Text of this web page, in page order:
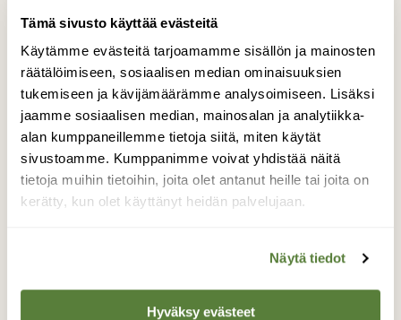
Tämä sivusto käyttää evästeitä
Käytämme evästeitä tarjoamamme sisällön ja mainosten
räätälöimiseen, sosiaalisen median ominaisuuksien
tukemiseen ja kävijämäärämme analysoimiseen. Lisäksi
jaamme sosiaalisen median, mainosalan ja analytiikka-
alan kumppaneillemme tietoja siitä, miten käytät
sivustoamme. Kumppanimme voivat yhdistää näitä
tietoja muihin tietoihin, joita olet antanut heille tai joita on
kerätty, kun olet käyttänyt heidän palvelujaan.
Näytä tiedot
Hyväksy evästeet
Märkä kettu
Se kierteli sateisena aamuna nuuskimassa
lintujen ruokinta paikkoja.
Valokuvaaja: Reijo Juurinen, Veikkola Toukokuu